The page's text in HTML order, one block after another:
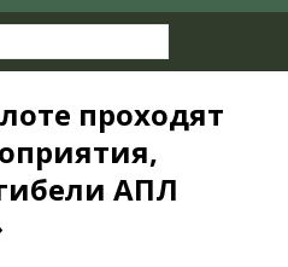
проходят
АПЛ